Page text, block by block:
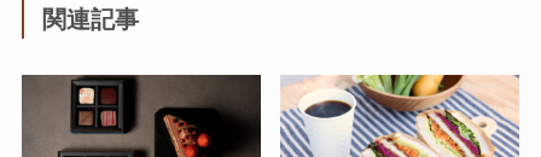
関連記事